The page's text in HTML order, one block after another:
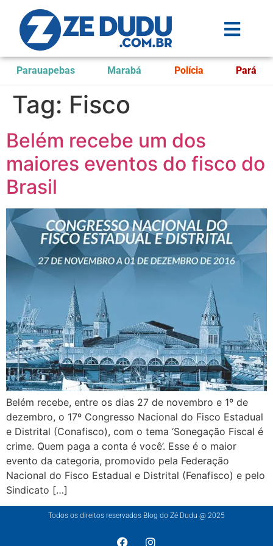
Parauapebas Marabá Polícia Pará
Tag: Fisco
Belém recebe um dos
maiores eventos do fisco do
Brasil
Belém recebe, entre os dias 27 de novembro e 1º de
dezembro, o 17º Congresso Nacional do Fisco Estadual
e Distrital (Conafisco), com o tema ‘Sonegação Fiscal é
crime. Quem paga a conta é você’. Esse é o maior
evento da categoria, promovido pela Federação
Nacional do Fisco Estadual e Distrital (Fenafisco) e pelo
Sindicato […]
Todos os direitos reservados Blog do Zé Dudu @ 2025